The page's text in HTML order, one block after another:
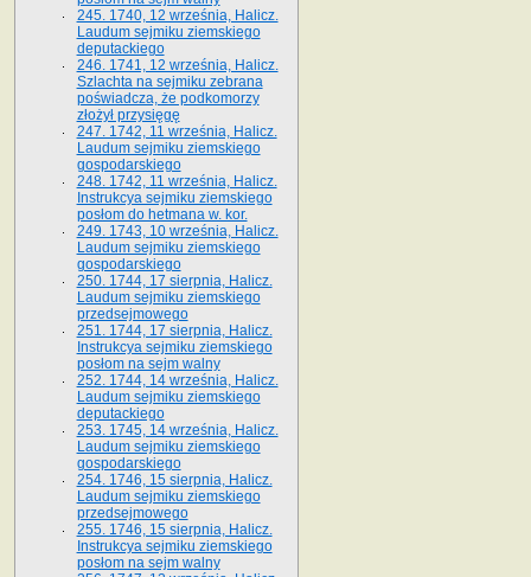
245. 1740, 12 września, Halicz.
Laudum sejmiku ziemskiego
deputackiego
246. 1741, 12 września, Halicz.
Szlachta na sejmiku zebrana
poświadcza, że podkomorzy
złożył przysięgę
247. 1742, 11 września, Halicz.
Laudum sejmiku ziemskiego
gospodarskiego
248. 1742, 11 września, Halicz.
Instrukcya sejmiku ziemskiego
posłom do hetmana w. kor.
249. 1743, 10 września, Halicz.
Laudum sejmiku ziemskiego
gospodarskiego
250. 1744, 17 sierpnia, Halicz.
Laudum sejmiku ziemskiego
przedsejmowego
251. 1744, 17 sierpnia, Halicz.
Instrukcya sejmiku ziemskiego
posłom na sejm walny
252. 1744, 14 września, Halicz.
Laudum sejmiku ziemskiego
deputackiego
253. 1745, 14 września, Halicz.
Laudum sejmiku ziemskiego
gospodarskiego
254. 1746, 15 sierpnia, Halicz.
Laudum sejmiku ziemskiego
przedsejmowego
255. 1746, 15 sierpnia, Halicz.
Instrukcya sejmiku ziemskiego
posłom na sejm walny